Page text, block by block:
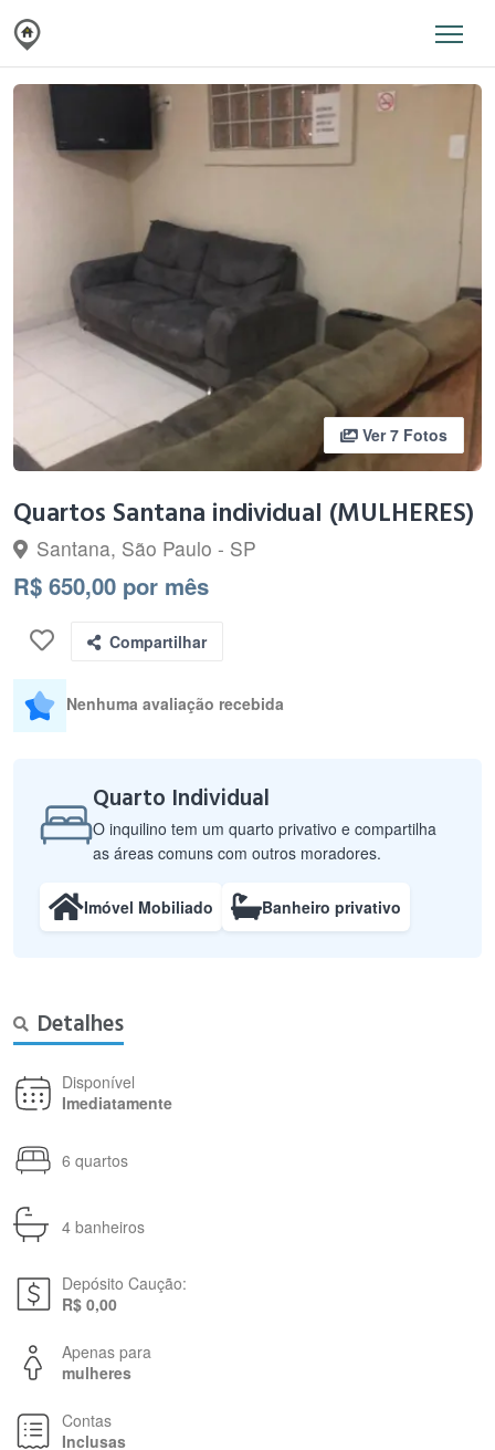
Ver 7 Fotos
Quartos Santana individual (MULHERES)
Santana, São Paulo - SP
R$ 650,00 por mês
Compartilhar
Nenhuma avaliação recebida
Quarto Individual
O inquilino tem um quarto privativo e compartilha
as áreas comuns com outros moradores.
Imóvel Mobiliado Banheiro privativo
Detalhes
Disponível
Imediatamente
6 quartos
4 banheiros
Depósito Caução:
R$ 0,00
Apenas para
mulheres
Contas
Inclusas